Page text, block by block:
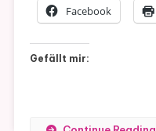
Facebook
Gefällt mir: